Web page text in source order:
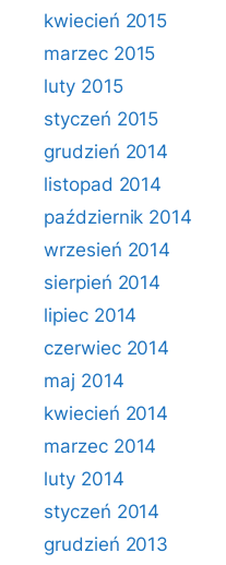
kwiecień 2015
marzec 2015
luty 2015
styczeń 2015
grudzień 2014
listopad 2014
październik 2014
wrzesień 2014
sierpień 2014
lipiec 2014
czerwiec 2014
maj 2014
kwiecień 2014
marzec 2014
luty 2014
styczeń 2014
grudzień 2013